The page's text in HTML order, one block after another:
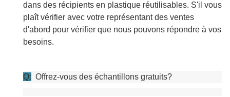
dans des récipients en plastique réutilisables. S'il vous
plaît vérifier avec votre représentant des ventes
d'abord pour vérifier que nous pouvons répondre à vos
besoins.
Q: Offrez-vous des échantillons gratuits?